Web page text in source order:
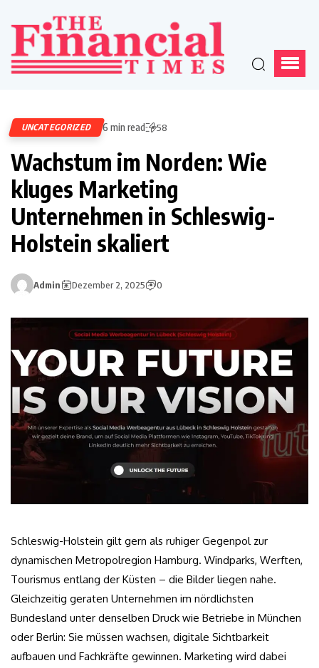
UNCATEGORIZED 6 min read 58
Wachstum im Norden: Wie
kluges Marketing
Unternehmen in Schleswig-
Holstein skaliert
Admin Dezember 2, 2025 0
Schleswig-Holstein gilt gern als ruhiger Gegenpol zur
dynamischen Metropolregion Hamburg. Windparks, Werften,
Tourismus entlang der Küsten – die Bilder liegen nahe.
Gleichzeitig geraten Unternehmen im nördlichsten
Bundesland unter denselben Druck wie Betriebe in München
oder Berlin: Sie müssen wachsen, digitale Sichtbarkeit
aufbauen und Fachkräfte gewinnen. Marketing wird dabei